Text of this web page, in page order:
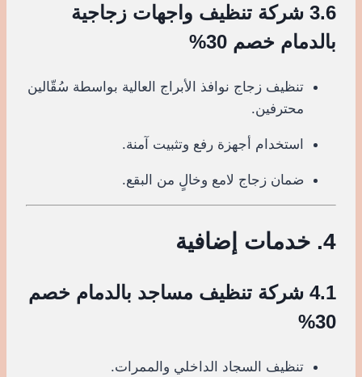
3.6 شركة تنظيف واجهات زجاجية
بالدمام خصم 30%
تنظيف زجاج نوافذ الأبراج العالية بواسطة سُقّالين
محترفين.
استخدام أجهزة رفع وتثبيت آمنة.
ضمان زجاج لامع وخالٍ من البقع.
4. خدمات إضافية
4.1 شركة تنظيف مساجد بالدمام خصم
30%
تنظيف السجاد الداخلي والممرات.